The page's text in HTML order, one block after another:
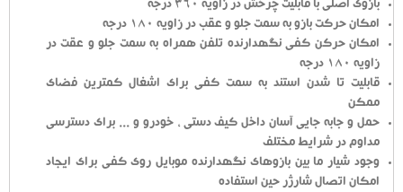
بازوی اصلی با قابلیت چرخش در زاویه 360 درجه
امکان حرکت بازو به سمت جلو و عقب در زاویه 180 درجه
امکان حرکن کفی نگهدارنده تلفن همراه به سمت جلو و عقت در
زاویه 180 درجه
قابلیت تا شدن استند به سمت کفی برای اشغال کمترین فضای
ممکن
حمل و جابه جایی آسان داخل کیف دستی ، خودرو و ... برای دسترسی
مداوم در شرایط مختلف
وجود شیار ما بین بازوهای نگهدارنده موبایل روی کفی برای ایجاد
امکان اتصال شارژر حین استفاده